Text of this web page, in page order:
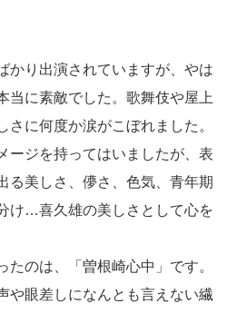
かり出演されていますが、やは
当に素敵でした。歌舞伎や屋上
さに何度か涙がこぼれました。
ージを持ってはいましたが、表
る美しさ、儚さ、色気、青年期
け…喜久雄の美しさとして心を
たのは、「曽根崎心中」です。
や眼差しになんとも言えない繊